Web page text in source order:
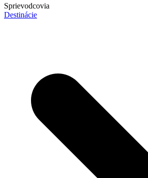
Sprievodcovia
Destinácie